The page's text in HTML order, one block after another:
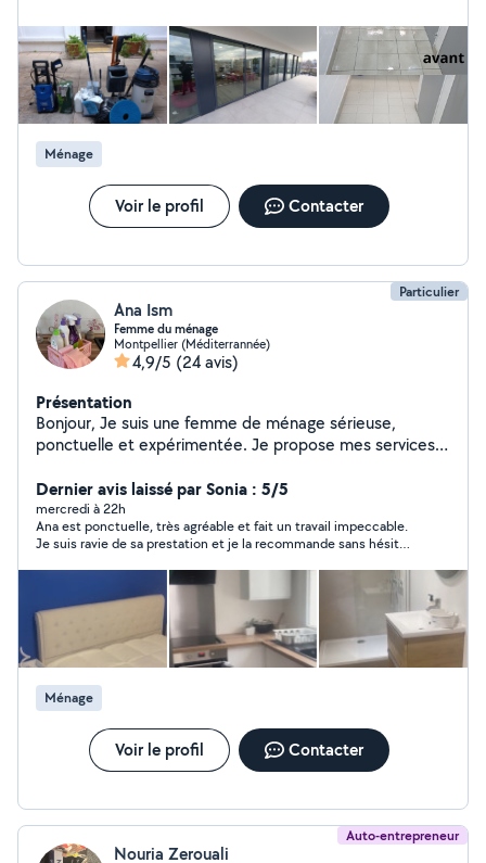
Débroussaillage Paillage Nettoyage Disponible sur
Montpellier et ses alentours
Ménage
Voir le profil Contacter
Particulier
Ana Ism
Femme du ménage
Montpellier (Méditerrannée)
4,9/5 (24 avis)
Présentation
Bonjour, Je suis une femme de ménage sérieuse,
ponctuelle et expérimentée. Je propose mes services
nettoyage, repassage, rangement et entretien général.
Je suis organisée, discrète et attentive aux détails afin
de garantir un travail propre et soigné. Disponible pour
des prestations régulières ou occasionnelles. N'hésitez
pas à m'envoyer un message pour plus d'informations.
Merci et à bientôt.
Dernier avis laissé par Sonia : 5/5
mercredi à 22h
Ana est ponctuelle, très agréable et fait un travail impeccable.
Je suis ravie de sa prestation et je la recommande sans hésiter.
Ménage
Voir le profil Contacter
Auto-entrepreneur
Nouria Zerouali